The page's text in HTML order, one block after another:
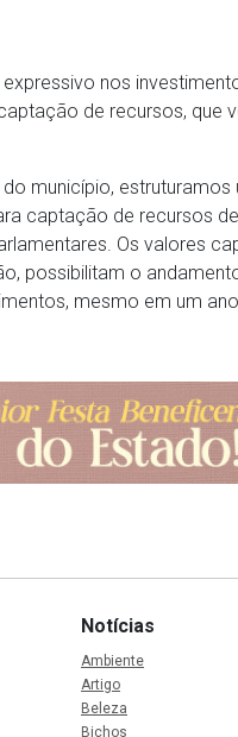
nos
de recursos, que
município,
captação de recursos
Os valores
possibilitam o
mesmo em um
Notícias
Ambiente
Artigo
Beleza
Bichos